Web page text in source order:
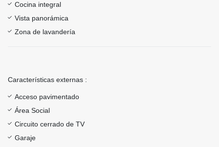
Cocina integral
Vista panorámica
Zona de lavandería
Características externas :
Acceso pavimentado
Área Social
Circuito cerrado de TV
Garaje